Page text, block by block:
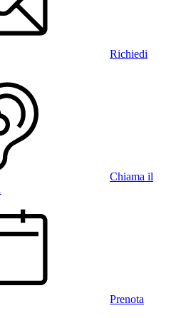
Richiedi
Chiama il
Prenota